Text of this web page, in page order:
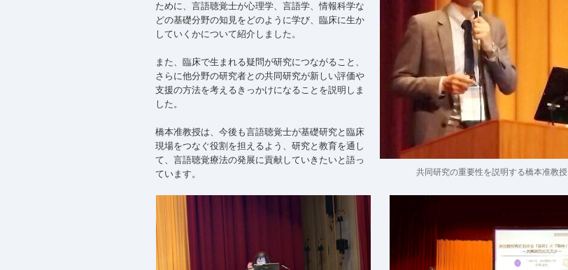
共同研究の重要性を説明する橋本准教授
ために、言語聴覚士が心理学、言語学、情報科学な
どの基礎分野の知見をどのように学び、臨床に生か
していくかについて紹介しました。
また、臨床で生まれる疑問が研究につながること、
さらに他分野の研究者との共同研究が新しい評価や
支援の方法を考えるきっかけになることを説明しま
した。
橋本准教授は、今後も言語聴覚士が基礎研究と臨床
現場をつなぐ役割を担えるよう、研究と教育を通し
て、言語聴覚療法の発展に貢献していきたいと語っ
ています。